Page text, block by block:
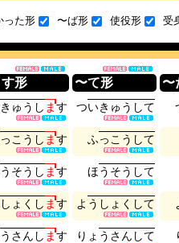
った形 〜ば形 使役形 受
形 〜て形 〜
き ゅ う し ます ついき ゅ う して
っ こ う し ます ふっ こ う して
う そう し ます ほう そう して
し ょ く し ます よ う し ょ く して
う さ ん し ます り ょ う さ ん して